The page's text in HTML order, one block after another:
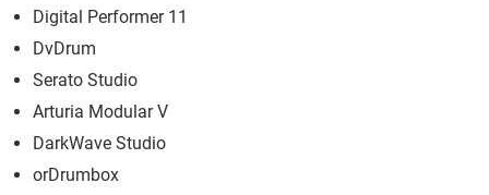
Digital Performer 11
DvDrum
Serato Studio
Arturia Modular V
DarkWave Studio
orDrumbox